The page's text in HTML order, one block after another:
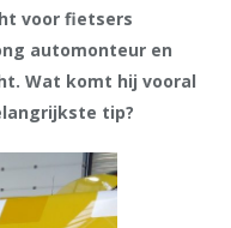
voor fietsers
automonteur en
Wat komt hij vooral
tip?